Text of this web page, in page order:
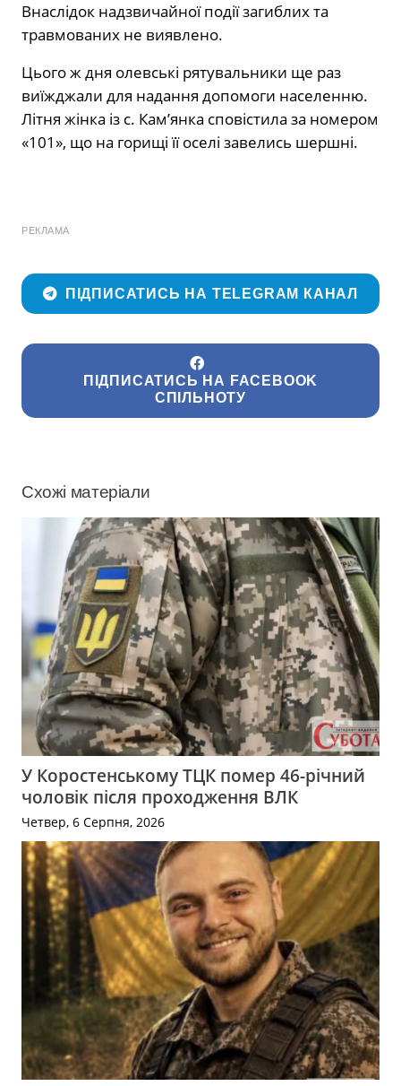
Внаслідок надзвичайної події загиблих та
травмованих не виявлено.
Цього ж дня олевські рятувальники ще раз
виїжджали для надання допомоги населенню.
Літня жінка із с. Кам’янка сповістила за номером
«101», що на горищі її оселі завелись шершні.
РЕКЛАМА
ПІДПИСАТИСЬ НА TELEGRAM КАНАЛ
ПІДПИСАТИСЬ НА FACEBOOK
СПІЛЬНОТУ
Схожі матеріали
У Коростенському ТЦК помер 46-річний
чоловік після проходження ВЛК
Четвер, 6 Серпня, 2026